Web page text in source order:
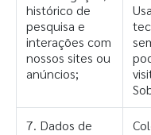
histórico de
pesquisa e
interações com
nossos sites ou
anúncios;
7. Dados de